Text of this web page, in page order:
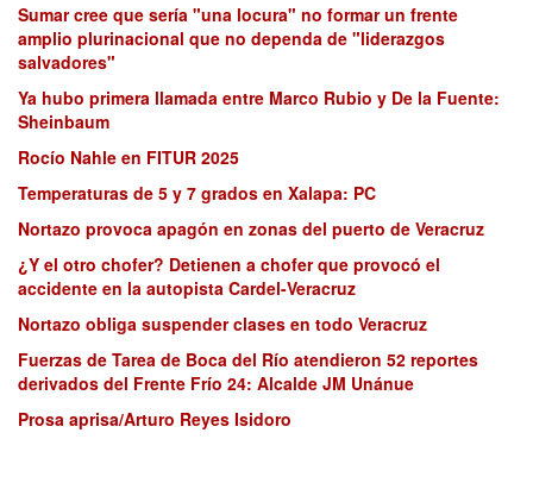
Sumar cree que sería "una locura" no formar un frente
amplio plurinacional que no dependa de "liderazgos
salvadores"
Ya hubo primera llamada entre Marco Rubio y De la Fuente:
Sheinbaum
Rocío Nahle en FITUR 2025
Temperaturas de 5 y 7 grados en Xalapa: PC
Nortazo provoca apagón en zonas del puerto de Veracruz
¿Y el otro chofer? Detienen a chofer que provocó el
accidente en la autopista Cardel-Veracruz
Nortazo obliga suspender clases en todo Veracruz
Fuerzas de Tarea de Boca del Río atendieron 52 reportes
derivados del Frente Frío 24: Alcalde JM Unánue
Prosa aprisa/Arturo Reyes Isidoro